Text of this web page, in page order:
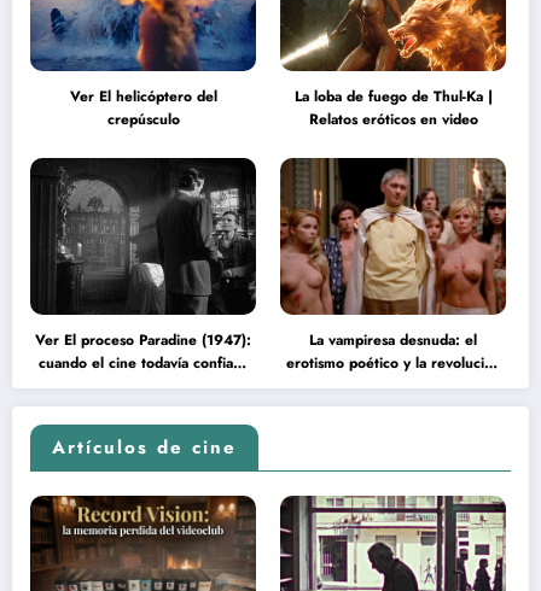
Ver El helicóptero del
crepúsculo
La loba de fuego de Thul-Ka |
Relatos eróticos en video
Ver El proceso Paradine (1947):
cuando el cine todavía confiaba
en la inteligencia del espectador
La vampiresa desnuda: el
erotismo poético y la revolución
psicodélica de Jean Rollin
Artículos de cine